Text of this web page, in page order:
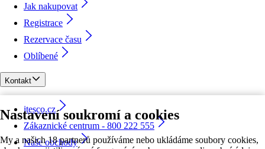
Nastavení soukromí a cookies
My a našich 18 partnerů používáme nebo ukládáme soubory cookies,
Jak nakupovat
Registrace
Rezervace času
Oblíbené
Kontakt
itesco.cz
Zákaznické centrum - 800 222 555
Naše obchody